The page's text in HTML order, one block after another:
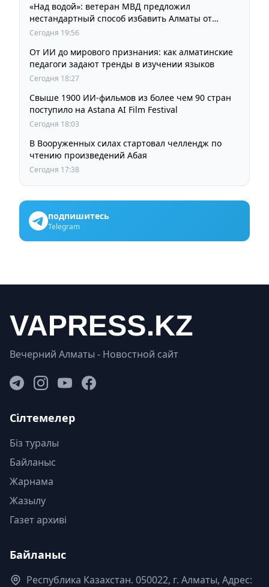
«Над водой»: ветеран МВД предложил
нестандартный способ избавить Алматы от
пробок и смога
Сегодня 19:56
От ИИ до мирового признания: как алматинские
педагоги задают тренды в изучении языков
Сегодня 18:27
Свыше 1900 ИИ-фильмов из более чем 90 стран
поступило на Astana AI Film Festival
Сегодня 18:03
В Вооруженных силах стартовал челлендж по
чтению произведений Абая
Сегодня 17:38
подпишитесь
Telegram
Вечерний Алматы - Новостной сайт
Сілтемелер
Біз туралы
Байланыс
Жарнама
Жазылу
Газет архиві
Байланыс
Республика Казахстан. 050022, г. Алматы, Адрес: